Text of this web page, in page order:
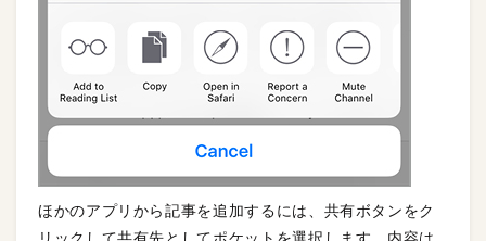
ほかのアプリから記事を追加するには、共有ボタンをク